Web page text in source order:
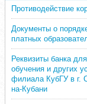
Противодействие
Документы о
платных
Реквизиты банка
обучения и других
филиала КубГУ в г.
на-Кубани